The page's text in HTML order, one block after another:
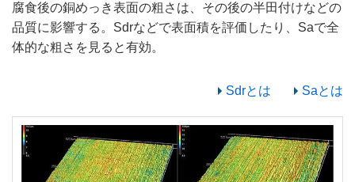
腐食後の銅めっき表面の粗さは、その後の半田付けなどの
品質に影響する。Sdrなどで表面積を評価したり、Saで全
体的な粗さを見ると有効。
Sdrとは Saとは